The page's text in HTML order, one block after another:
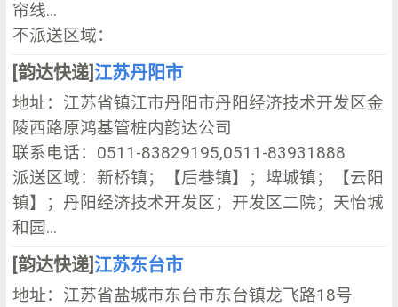
帘线...
不派送区域：
[韵达快递] 江苏丹阳市
地址：江苏省镇江市丹阳市丹阳经济技术开发区金
陵西路原鸿基管桩内韵达公司
联系电话：0511-83829195,0511-83931888
派送区域：新桥镇；【后巷镇】；埤城镇；【云阳
镇】；丹阳经济技术开发区；开发区二院；天怡城
和园...
[韵达快递] 江苏东台市
地址：江苏省盐城市东台市东台镇龙飞路18号